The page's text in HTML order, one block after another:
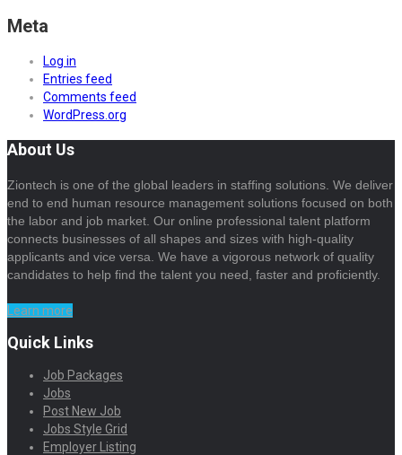
Meta
Log in
Entries feed
Comments feed
WordPress.org
About Us
Ziontech is one of the global leaders in staffing solutions. We deliver
end to end human resource management solutions focused on both
the labor and job market. Our online professional talent platform
connects businesses of all shapes and sizes with high-quality
applicants and vice versa. We have a vigorous network of quality
candidates to help find the talent you need, faster and proficiently.
Learn more
Quick Links
Job Packages
Jobs
Post New Job
Jobs Style Grid
Employer Listing